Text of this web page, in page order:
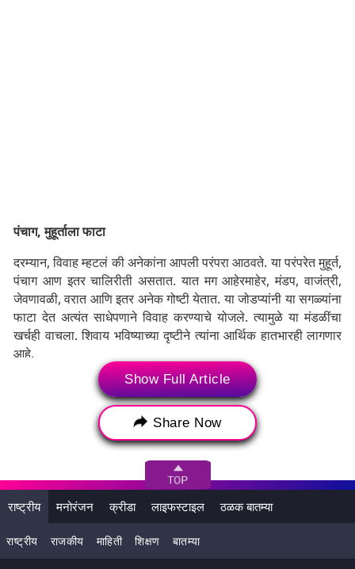
पंचाग, मुहूर्ताला फाटा
दरम्यान, विवाह म्हटलं की अनेकांना आपली परंपरा आठवते. या परंपरेत मुहूर्त,
पंचाग आण इतर चालिरीती असतात. यात मग आहेरमाहेर, मंडप, वाजंत्री,
जेवणावळी, वरात आणि इतर अनेक गोष्टी येतात. या जोडप्यांनी या सगळ्यांना
फाटा देत अत्यंत साधेपणाने विवाह करण्याचे योजले. त्यामुळे या मंडळींचा
खर्चही वाचला. शिवाय भविष्याच्या दृष्टीने त्यांना आर्थिक हातभारही लागणार
आहे.
जगभरातील अनेक जोडपी व्हॅलेंटाईन डेची वर्षभर वाट पाहात असतात.
अनेकांना आपल्या मनातील समोरच्याप्रती असलेल्या भावना व्यक्त करायच्या
असतात. अनेक जोडप्यांना व्हॅलेंटाईन विक एखाद्या सण, उत्सवाप्रमाणे
साजरा करायचा असतो. या पार्श्वभूमीवर जगभरातील जोडप्यांसाठी व्हॅलेंटाईन
विक.. त्यातही व्हॅलेंटाईन डे अत्यंत महत्त्वाचा ठरतो.
Show Full Article
Share Now
राष्ट्रीय मनोरंजन क्रीडा लाइफस्टाइल ठळक बातम्या
राष्ट्रीय राजकीय माहिती शिक्षण बातम्या